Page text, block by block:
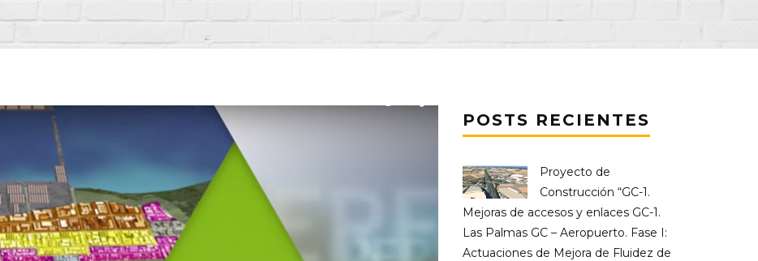
POSTS RECIENTES
Proyecto de
Construcción “GC-1.
Mejoras de accesos y enlaces GC-1.
Las Palmas GC – Aeropuerto. Fase I:
Actuaciones de Mejora de Fluidez de